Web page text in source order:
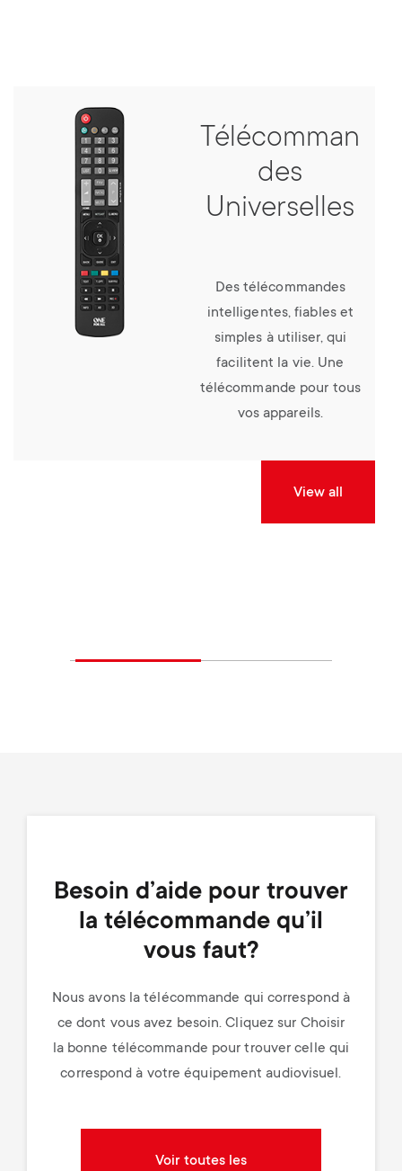
Télécomman
des
Universelles
Des télécommandes
intelligentes, fiables et
simples à utiliser, qui
facilitent la vie. Une
télécommande pour tous
vos appareils.
View all
Besoin d’aide pour trouver
la télécommande qu’il
vous faut?
Nous avons la télécommande qui correspond à
ce dont vous avez besoin. Cliquez sur Choisir
la bonne télécommande pour trouver celle qui
correspond à votre équipement audiovisuel.
Voir toutes les